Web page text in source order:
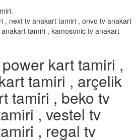
, next tv anakart tamiri , onvo tv anakart
tamiri , kamosonic tv anakart
kart tamiri ,
tamiri , arçelik
tamiri , beko tv
, vestel tv
, regal tv